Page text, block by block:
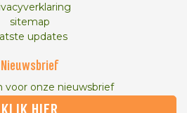
sitemap
updates
Nieuwsbrief
voor onze nieuwsbrief